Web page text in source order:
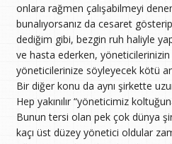
onlara rağmen çalışabilmeyi
bunalıyorsanız da cesaret
dediğim gibi, bezgin ruh haliyle
ve hasta ederken, yöneticilerinizin
yöneticilerinize söyleyecek kötü
Bir diğer konu da aynı şirkette
Hep yakınılır “yöneticimiz
Bunun tersi olan pek çok dünya
kaçı üst düzey yönetici oldular